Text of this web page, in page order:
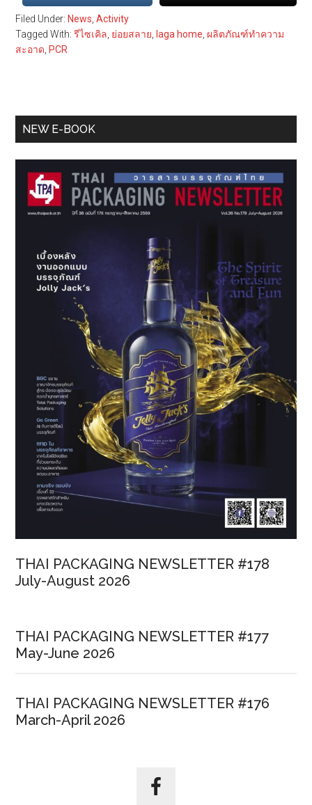
Filed Under: News ,Activity
Tagged With:รีไซเคิล ย่อยสลาย laga home ผลิตภัณฑ์ทำความ
สะอาด PCR
Primary
NEW E-BOOK
THAI PACKAGING NEWSLETTER #178
July-August 2026
THAI PACKAGING NEWSLETTER #177
May-June 2026
THAI PACKAGING NEWSLETTER #176
March-April 2026